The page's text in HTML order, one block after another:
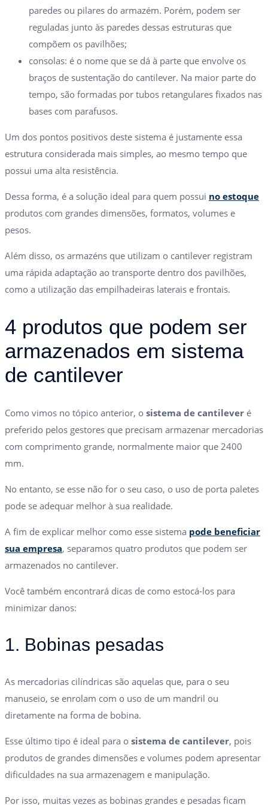
paredes ou pilares do armazém. Porém, podem ser
reguladas junto às paredes dessas estruturas que
compõem os pavilhões;
consolas: é o nome que se dá à parte que envolve os
braços de sustentação do cantilever. Na maior parte do
tempo, são formadas por tubos retangulares fixados nas
bases com parafusos.
Um dos pontos positivos deste sistema é justamente essa
estrutura considerada mais simples, ao mesmo tempo que
possui uma alta resistência.
Dessa forma, é a solução ideal para quem possui no estoque
produtos com grandes dimensões, formatos, volumes e
pesos.
Além disso, os armazéns que utilizam o cantilever registram
uma rápida adaptação ao transporte dentro dos pavilhões,
como a utilização das empilhadeiras laterais e frontais.
4 produtos que podem ser
armazenados em sistema
de cantilever
Como vimos no tópico anterior, o sistema de cantilever é
preferido pelos gestores que precisam armazenar mercadorias
com comprimento grande, normalmente maior que 2400
mm.
No entanto, se esse não for o seu caso, o uso de porta paletes
pode se adequar melhor à sua realidade.
A fim de explicar melhor como esse sistema pode beneficiar
sua empresa, separamos quatro produtos que podem ser
armazenados no cantilever.
Você também encontrará dicas de como estocá-los para
minimizar danos:
1. Bobinas pesadas
As mercadorias cilíndricas são aquelas que, para o seu
manuseio, se enrolam com o uso de um mandril ou
diretamente na forma de bobina.
Esse último tipo é ideal para o sistema de cantilever, pois
produtos de grandes dimensões e volumes podem apresentar
dificuldades na sua armazenagem e manipulação.
Por isso, muitas vezes as bobinas grandes e pesadas ficam